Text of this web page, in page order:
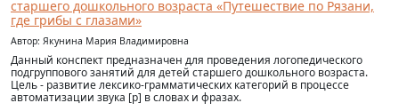
старшего дошкольного возраста «Путешествие по Рязани,
где грибы с глазами»
Автор: Якунина Мария Владимировна
Данный конспект предназначен для проведения логопедического
подгруппового занятий для детей старшего дошкольного возраста.
Цель - развитие лексико-грамматических категорий в процессе
автоматизации звука [р] в словах и фразах.